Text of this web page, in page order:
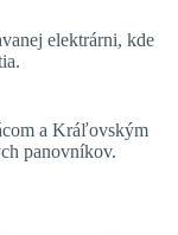
elektrárni, kde
a Kráľovským
panovníkov.